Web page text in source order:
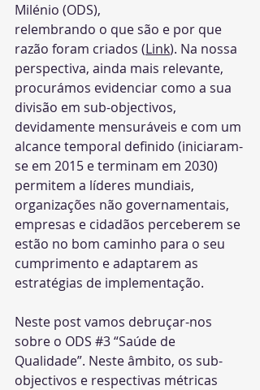
Milénio (ODS),
relembrando o que são e por que
razão foram criados (Link). Na nossa
perspectiva, ainda mais relevante,
procurámos evidenciar como a sua
divisão em sub-objectivos,
devidamente mensuráveis e com um
alcance temporal definido (iniciaram-
se em 2015 e terminam em 2030)
permitem a líderes mundiais,
organizações não governamentais,
empresas e cidadãos perceberem se
estão no bom caminho para o seu
cumprimento e adaptarem as
estratégias de implementação.
Neste post vamos debruçar-nos
sobre o ODS #3 “Saúde de
Qualidade”. Neste âmbito, os sub-
objectivos e respectivas métricas